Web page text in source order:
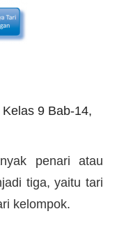
9 Bab-14,
penari atau
tiga, yaitu tari
kelompok.